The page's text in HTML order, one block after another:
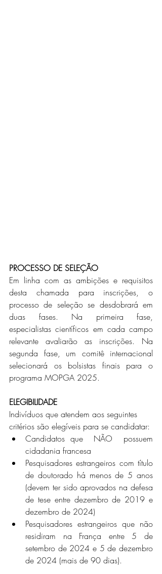
PROCESSO DE SELEÇÃO
Em linha com as ambições e requisitos
desta chamada para inscrições, o
processo de seleção se desdobrará em
duas fases. Na primeira fase,
especialistas científicos em cada campo
relevante avaliarão as inscrições. Na
segunda fase, um comitê internacional
selecionará os bolsistas finais para o
programa MOPGA 2025.
ELEGIBILIDADE
Indivíduos que atendem aos seguintes
critérios são elegíveis para se candidatar:
Candidatos que  NÃO  possuem
cidadania francesa
Pesquisadores estrangeiros com título
de doutorado há menos de 5 anos
(devem ter sido aprovados na defesa
de tese entre dezembro de 2019 e
dezembro de 2024)
Pesquisadores estrangeiros que não
residiram na França entre 5 de
setembro de 2024 e 5 de dezembro
de 2024 (mais de 90 dias).